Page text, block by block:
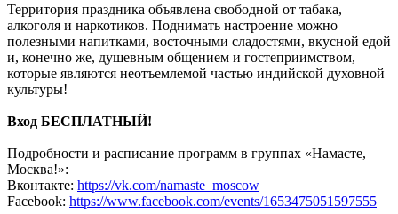
Территория праздника объявлена свободной от табака,
алкоголя и наркотиков. Поднимать настроение можно
полезными напитками, восточными сладостями, вкусной едой
и, конечно же, душевным общением и гостеприимством,
которые являются неотъемлемой частью индийской духовной
культуры!
Вход БЕСПЛАТНЫЙ!
Подробности и расписание программ в группах «Намасте,
Москва!»:
Вконтакте: https://vk.com/namaste_moscow
Facebook: https://www.facebook.com/events/1653475051597555